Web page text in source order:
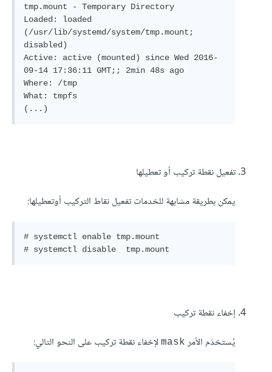
tmp.mount - Temporary Directory
Loaded: loaded
(/usr/lib/systemd/system/tmp.mount;
disabled)
Active: active (mounted) since Wed 2016-
09-14 17:36:11 GMT;; 2min 48s ago
Where: /tmp
What: tmpfs
(...)
تفعيل نقطة تركيب أو تعطيلها
يمكن بطريقة مشابهة للخدمات تفعيل نقاط التركيب أوتعطيلها:
# systemctl enable tmp.mount
# systemctl disable  tmp.mount
إخفاء نقطة تركيب
يُستخدَم الأمر mask لإخفاء نقطة تركيب على النحو التالي: